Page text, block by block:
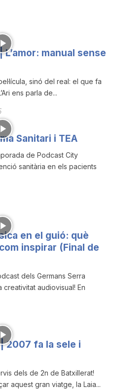
manual sense
sinó del real: el que fa
ens parla de...
Sanitari i TEA
de Podcast City
sanitària en els pacients
en el guió: què
inspirar (Final de
dels Germans Serra
audiovisual! En
2007 fa la sele i
dels de 2n de Batxillerat!
aquest gran viatge, la Laia...